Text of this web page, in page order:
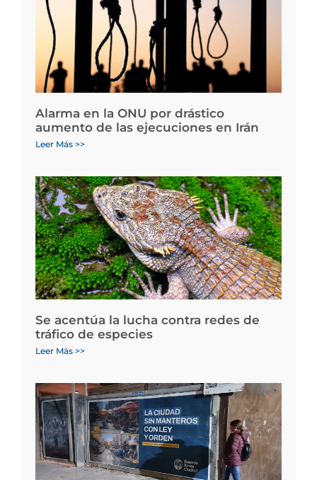
Alarma en la ONU por drástico
aumento de las ejecuciones en Irán
Leer Más >>
Se acentúa la lucha contra redes de
tráfico de especies
Leer Más >>